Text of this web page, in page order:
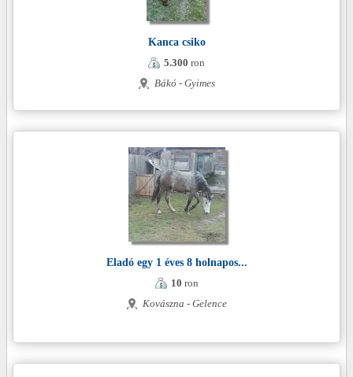
Kanca csiko
5.300 ron
Bákó - Gyimes
Eladó egy 1 éves 8 holnapos...
10 ron
Kovászna - Gelence